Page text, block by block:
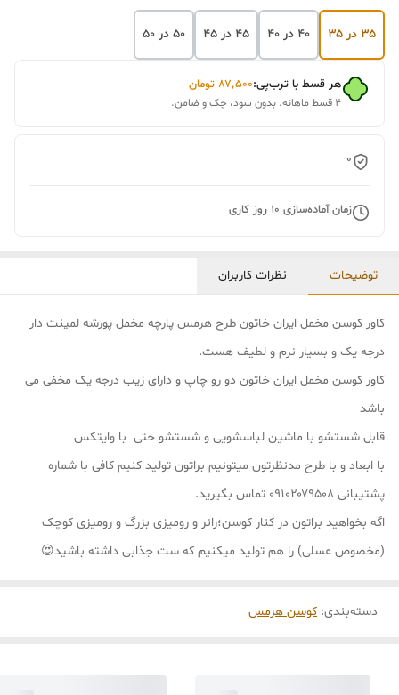
۳۵ در ۳۵ ۴۰ در ۴۰ ۴۵ در ۴۵ ۵۰ در ۵۰
هر قسط با ترب‌پی:۸۷٬۵۰۰ تومان
۴ قسط ماهانه. بدون سود، چک و ضامن.
0
زمان آماده‌سازی 10 روز کاری
توضیحات نظرات کاربران
کاور کوسن مخمل ایران خاتون طرح هرمس پارچه مخمل پورشه لمینت دار
درجه یک و بسیار نرم و لطیف هست.
کاور کوسن مخمل ایران خاتون دو رو چاپ و دارای زیب درجه یک مخفی می
باشد
قابل شستشو با ماشین لباسشویی و شستشو حتی با وایتکس
با ابعاد و با طرح مدنظرتون میتونیم براتون تولید کنیم کافی با شماره
پشتیبانی ۰۹۱۰۲۰۷۹۵۰۸ تماس بگیرید.
اگه بخواهید براتون در کنار کوسن؛رانر و رومیزی بزرگ و رومیزی کوچک
(مخصوص عسلی) را هم تولید میکنیم که ست جذابی داشته باشید😍
دسته‌بندی: کوسن هرمس